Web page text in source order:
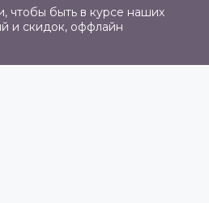
чтобы быть в курсе наших
и скидок, оффлайн